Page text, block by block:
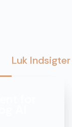
Luk Indsigter